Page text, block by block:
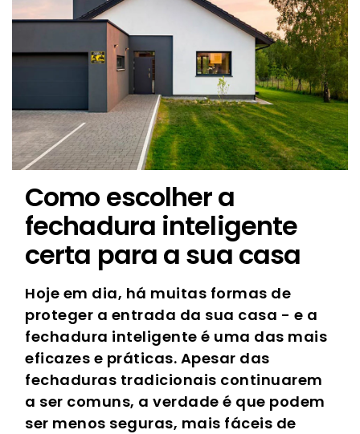
Como escolher a
fechadura inteligente
certa para a sua casa
Hoje em dia, há muitas formas de
proteger a entrada da sua casa - e a
fechadura inteligente é uma das mais
eficazes e práticas. Apesar das
fechaduras tradicionais continuarem
a ser comuns, a verdade é que podem
ser menos seguras, mais fáceis de